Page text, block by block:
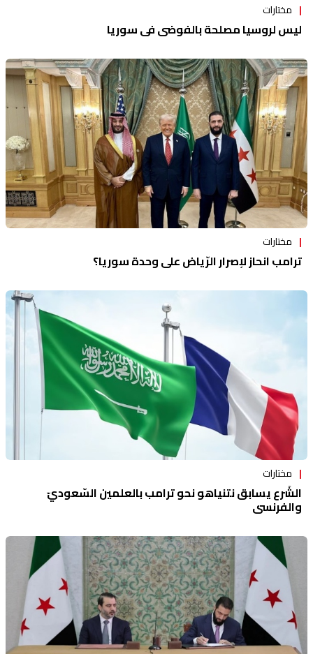
مختارات
ليس لروسيا مصلحة بالفوضى في سوريا
مختارات
ترامب انحاز لإصرار الرّياض على وحدة سوريا؟
مختارات
الشّرع يسابق نتنياهو نحو ترامب بالعلمين السّعوديّ
والفرنسي